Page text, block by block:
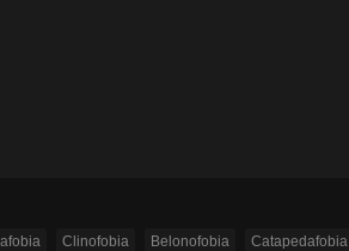
Clinofobia Belonofobia Catapedafobia